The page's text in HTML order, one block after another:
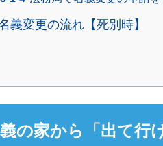
義変更の流れ【死別時】
の家から「出て行